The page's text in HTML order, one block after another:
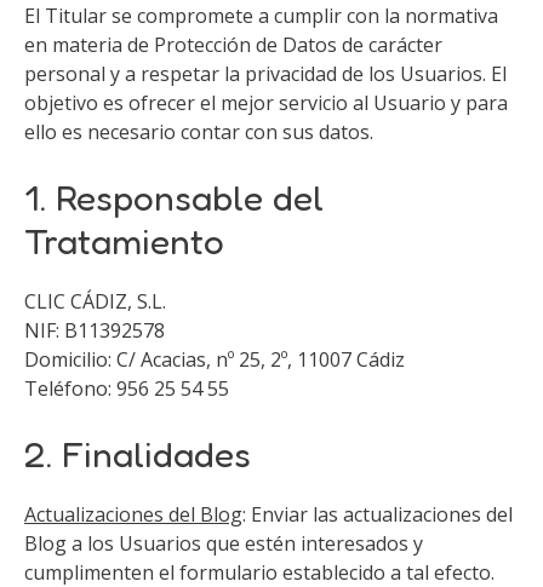
El Titular se compromete a cumplir con la normativa
en materia de Protección de Datos de carácter
personal y a respetar la privacidad de los Usuarios. El
objetivo es ofrecer el mejor servicio al Usuario y para
ello es necesario contar con sus datos.
1. Responsable del
Tratamiento
CLIC CÁDIZ, S.L.
NIF: B11392578
Domicilio: C/ Acacias, nº 25, 2º, 11007 Cádiz
Teléfono: 956 25 54 55
2. Finalidades
Actualizaciones del Blog: Enviar las actualizaciones del
Blog a los Usuarios que estén interesados y
cumplimenten el formulario establecido a tal efecto.